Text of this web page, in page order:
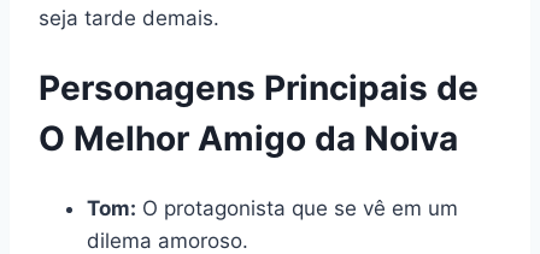
seja tarde demais.
Personagens Principais de
O Melhor Amigo da Noiva
Tom: O protagonista que se vê em um
dilema amoroso.